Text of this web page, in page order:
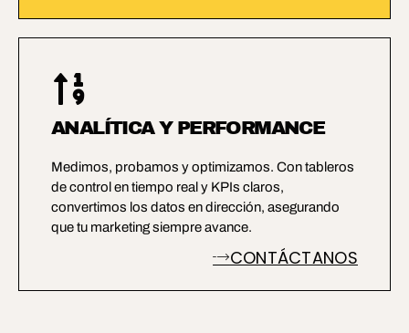
ANALÍTICA Y PERFORMANCE
Medimos, probamos y optimizamos. Con tableros
de control en tiempo real y KPIs claros,
convertimos los datos en dirección, asegurando
que tu marketing siempre avance.
CONTÁCTANOS